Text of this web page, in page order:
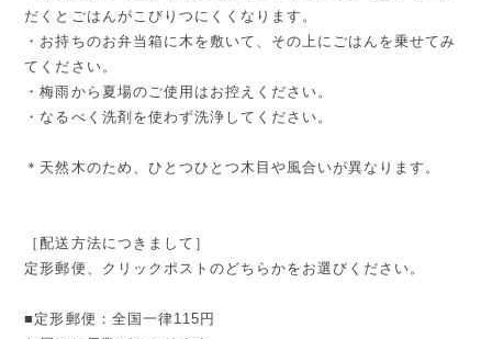
だくとごはんがこびりつにくくなります。
・お持ちのお弁当箱に木を敷いて、その上にごはんを乗せてみ
てください。
・梅雨から夏場のご使用はお控えください。
・なるべく洗剤を使わず洗浄してください。
＊天然木のため、ひとつひとつ木目や風合いが異なります。
［配送方法につきまして］
定形郵便、クリックポストのどちらかをお選びください。
■定形郵便：全国一律115円